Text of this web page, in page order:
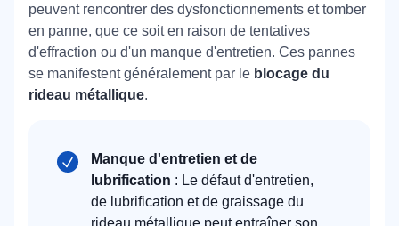
peuvent rencontrer des dysfonctionnements et tomber
en panne, que ce soit en raison de tentatives
d'effraction ou d'un manque d'entretien. Ces pannes
se manifestent généralement par le blocage du
rideau métallique.
Manque d'entretien et de
lubrification : Le défaut d'entretien,
de lubrification et de graissage du
rideau métallique peut entraîner son